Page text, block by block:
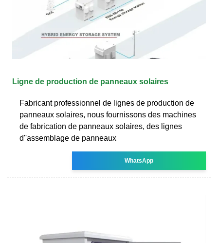
Ligne de production de panneaux solaires
Fabricant professionnel de lignes de production de
panneaux solaires, nous fournissons des machines
de fabrication de panneaux solaires, des lignes
d''assemblage de panneaux
WhatsApp